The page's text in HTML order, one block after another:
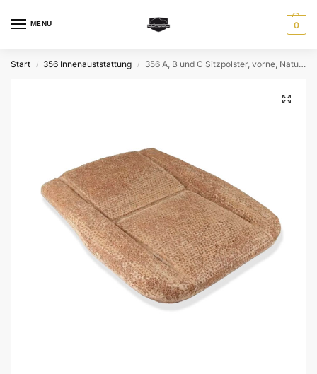
MENU 0
Start / 356 Innenauststattung / 356 A, B und C Sitzpolster, vorne, Naturhaarmischung, links oder rechts